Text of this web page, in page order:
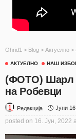
Ohrid1 > Blog > Актуелно >
АКТУЕЛНО НАШ
(ФОТО) Шарл
на Робевци
Редакција Јуни
posted on 16. Јун, 2022